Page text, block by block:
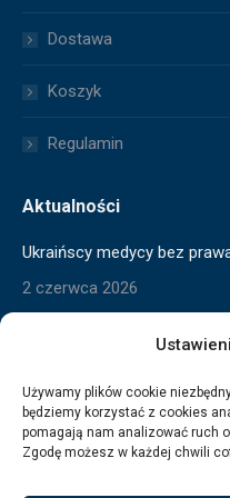
Używamy plików cookie
będziemy korzystać z cookies
pomagają nam analizować ruch
Zgodę możesz w każdej chwili
windowwindow
Dostawa
Koszyk
Regulamin
Aktualności
Ukraińscy medycy bez
2 czerwca 2026
Skrócony czas pracy w toku
Wygaszanie pomocy dla
3 marca 2026